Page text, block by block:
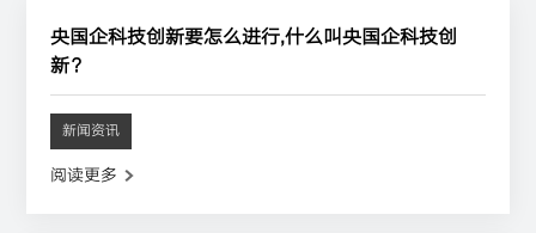
央国企科技创新要怎么进行,什么叫央国企科技创
新？
新闻资讯
阅读更多